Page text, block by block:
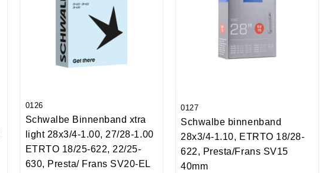
0126
Schwalbe Binnenband xtra
light 28x3/4-1.00, 27/28-1.00
ETRTO 18/25-622, 22/25-
630, Presta/ Frans SV20-EL
0127
Schwalbe binnenband
28x3/4-1.10, ETRTO 18/28-
622, Presta/Frans SV15
40mm